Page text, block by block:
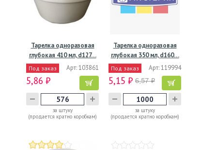
Тарелка одноразовая
глубокая 410 мл, d127…
Под заказ Арт: 103861
5,86 ₽
за штуку
(продается кратно коробкам)
Тарелка одноразовая
глубокая 350 мл, d160…
Под заказ Арт: 119994
5,15 ₽ 6,57 ₽
за штуку
(продается кратно коробкам)